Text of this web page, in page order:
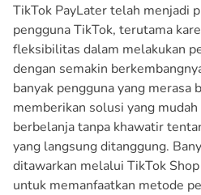
TikTok PayLater telah menjadi
pengguna TikTok, terutama
fleksibilitas dalam melakukan
dengan semakin
banyak pengguna yang merasa
memberikan solusi yang
berbelanja tanpa khawatir
yang langsung ditanggung.
ditawarkan melalui TikTok
untuk memanfaatkan metode